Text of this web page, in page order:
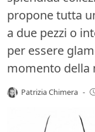
propone tutta
a due pezzi o
per essere
momento della
Patrizia Chimera -